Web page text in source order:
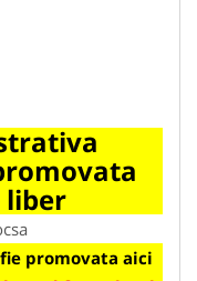
liber
promovata aici